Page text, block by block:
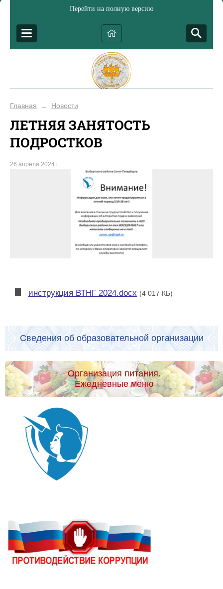
Перейти на полную версию
Главная → Новости
ЛЕТНЯЯ ЗАНЯТОСТЬ
ПОДРОСТКОВ
26 апреля 2024 г.
инструкция ВТНГ 2024.docx (4 017 КБ)
Сведения об образовательной организации
Организация питания.
Ежедневные меню